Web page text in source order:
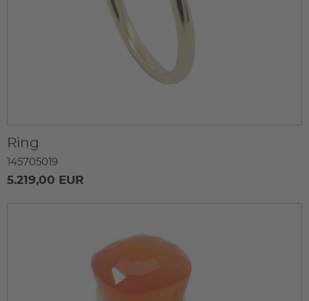
Ring
145705019
5.219,00 EUR